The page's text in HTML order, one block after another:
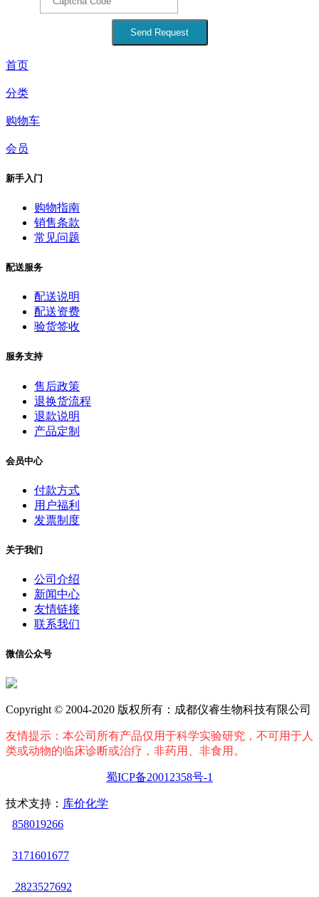
首页
分类
购物车
会员
新手入门
购物指南
销售条款
常见问题
配送服务
配送说明
配送资费
验货签收
服务支持
售后政策
退换货流程
退款说明
产品定制
会员中心
付款方式
用户福利
发票制度
关于我们
公司介绍
新闻中心
友情链接
联系我们
微信公众号
Copyright © 2004-2020 版权所有：成都仪睿生物科技有限公司
友情提示：本公司所有产品仅用于科学实验研究，不可用于人
类或动物的临床诊断或治疗，非药用、非食用。
蜀ICP备20012358号-1
技术支持： 库价化学
858019266
3171601677
2823527692